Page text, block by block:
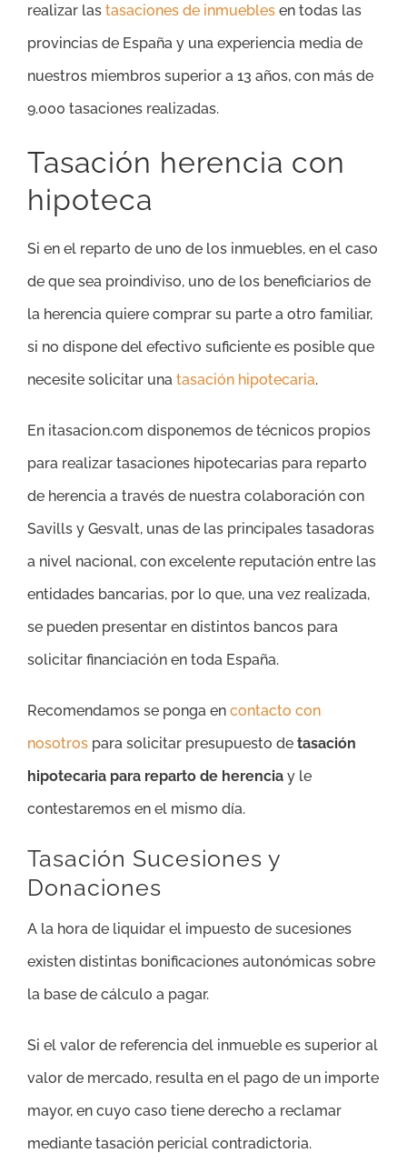
realizar las tasaciones de inmuebles en todas las
provincias de España y una experiencia media de
nuestros miembros superior a 13 años, con más de
9.000 tasaciones realizadas.
Tasación herencia con
hipoteca
Si en el reparto de uno de los inmuebles, en el caso
de que sea proindiviso, uno de los beneficiarios de
la herencia quiere comprar su parte a otro familiar,
si no dispone del efectivo suficiente es posible que
necesite solicitar una tasación hipotecaria.
En itasacion.com disponemos de técnicos propios
para realizar tasaciones hipotecarias para reparto
de herencia a través de nuestra colaboración con
Savills y Gesvalt, unas de las principales tasadoras
a nivel nacional, con excelente reputación entre las
entidades bancarias, por lo que, una vez realizada,
se pueden presentar en distintos bancos para
solicitar financiación en toda España.
Recomendamos se ponga en contacto con
nosotros para solicitar presupuesto de tasación
hipotecaria para reparto de herencia y le
contestaremos en el mismo día.
Tasación Sucesiones y
Donaciones
A la hora de liquidar el impuesto de sucesiones
existen distintas bonificaciones autonómicas sobre
la base de cálculo a pagar.
Si el valor de referencia del inmueble es superior al
valor de mercado, resulta en el pago de un importe
mayor, en cuyo caso tiene derecho a reclamar
mediante tasación pericial contradictoria.